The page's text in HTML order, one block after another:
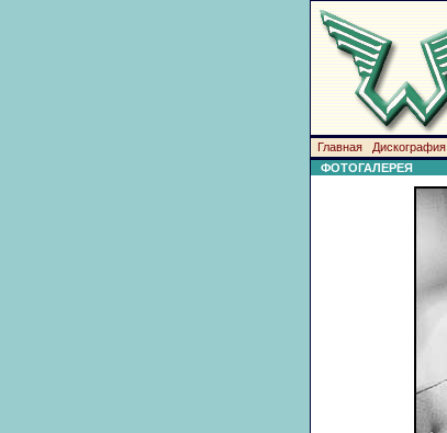
Главная Дискография
ФОТОГАЛЕРЕЯ